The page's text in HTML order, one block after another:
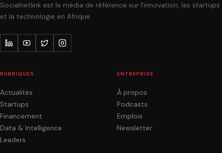
Socialnetlink est le média de référence sur l'innovation, les startups
et la technologie en Afrique.
RUBRIQUES
Actualités
Startups
Financement
Data & Intelligence
Leaders
ENTREPRISE
À propos
Podcasts
Emplois
Newsletter